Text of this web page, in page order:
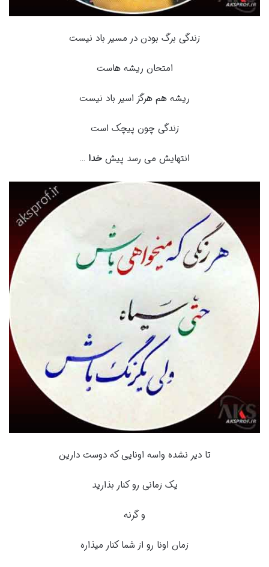
زندگی برگ بودن در مسیر باد نیست
امتحان ریشه هاست
ریشه هم هرگز اسیر باد نیست
زندگی چون پیچک است
انتهایش می رسد پیشخدا …
تا دیر نشده واسه اونایی که دوست دارین
یک زمانی رو کنار بذارید
و گرنه
زمان اونا رو از شما کنار میذاره